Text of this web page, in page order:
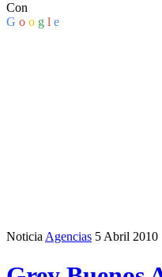
Con
G o o g l e
Noticia Agencias 5 Abril 2010